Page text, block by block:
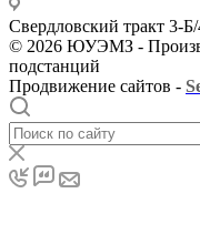
Свердловский тракт 3-
© 2026 ЮУЭМЗ -
подстанций
Продвижение сайтов -